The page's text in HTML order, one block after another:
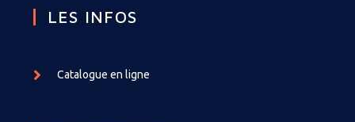
LES INFOS
Catalogue en ligne